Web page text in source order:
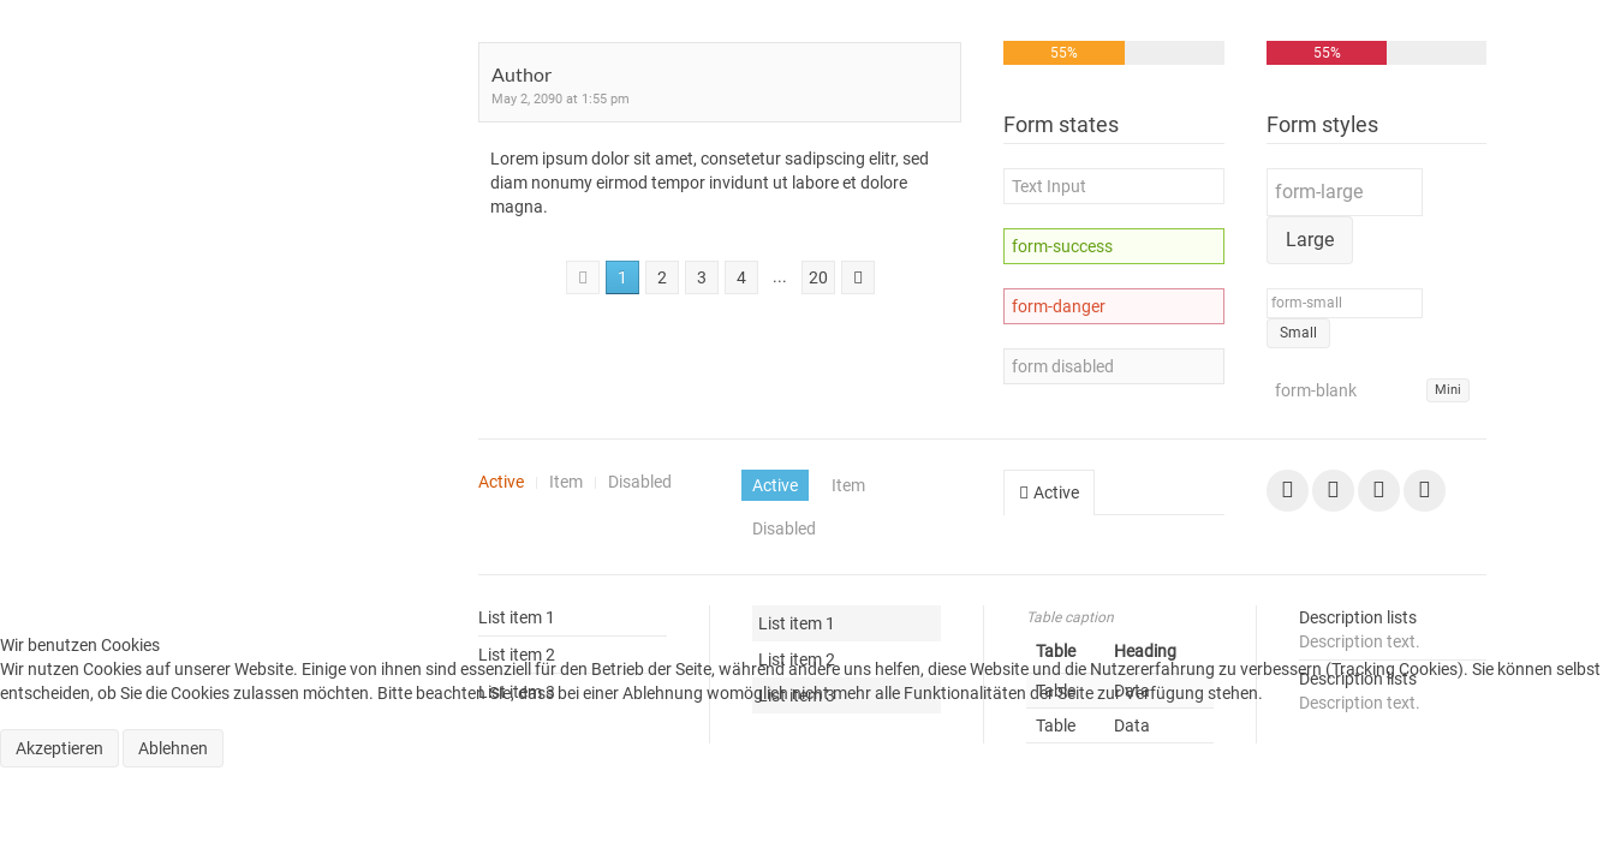
Author
May 2, 2090 at 1:55 pm
Lorem ipsum dolor sit amet, consetetur sadipscing elitr, sed
diam nonumy eirmod tempor invidunt ut labore et dolore
magna.
1 2 3 4 ... 20
55% 55%
Form states Form styles
Large
Small
Mini
Active Item Disabled Active Item
Disabled
Active
List item 1
List item 2
List item 3
List item 1
List item 2
List item 3
Table caption
Table Heading
Table
Data
Table
Data
Description lists
Description text.
Description lists
Description text.
Wir benutzen Cookies
Wir nutzen Cookies auf unserer Website. Einige von ihnen sind essenziell für den Betrieb der Seite, während andere uns helfen, diese Website und die Nutzererfahrung zu verbessern (Tracking Cookies). Sie können selbst
entscheiden, ob Sie die Cookies zulassen möchten. Bitte beachten Sie, dass bei einer Ablehnung womöglich nicht mehr alle Funktionalitäten der Seite zur Verfügung stehen.
Akzeptieren Ablehnen